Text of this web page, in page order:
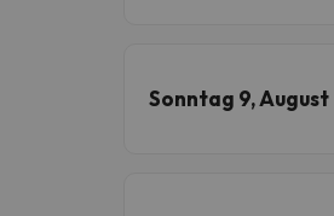
Sonntag 9, August